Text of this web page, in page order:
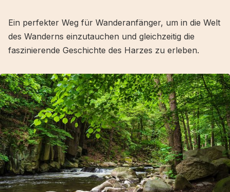
Ein perfekter Weg für Wanderanfänger, um in die Welt
des Wanderns einzutauchen und gleichzeitig die
faszinierende Geschichte des Harzes zu erleben.